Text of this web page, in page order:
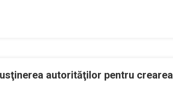
autorităţilor pentru crearea